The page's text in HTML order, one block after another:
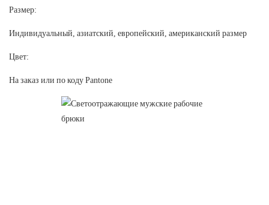
Размер:
Индивидуальный, азиатский, европейский, американский размер
Цвет:
На заказ или по коду Pantone